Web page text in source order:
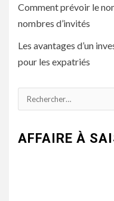
Comment prévoir le
nombres d’invités
Les avantages d’un
pour les expatriés
Rechercher :
AFFAIRE À